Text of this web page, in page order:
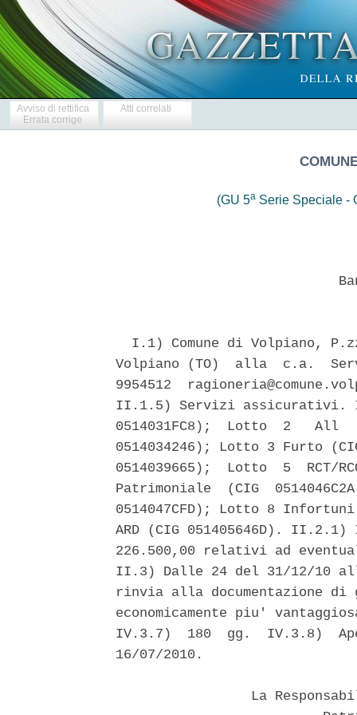
Avviso di rettifica
Errata corrige
Atti correlati
(GU 5a Serie Speciale -
I.1) Comune di Volpiano,
Volpiano (TO)  alla  c.a.
9954512
II.1.5) Servizi assicurativi.
0514031FC8);  Lotto  2
0514034246); Lotto 3 Furto
0514039665);  Lotto  5  RCT/
Patrimoniale  (CIG
0514047CFD); Lotto 8
ARD (CIG 051405646D).
226.500,00 relativi ad
II.3) Dalle 24 del 31/12/10
rinvia alla documentazione
economicamente piu'
IV.3.7)  180  gg.  IV.3.8)
16/07/2010.
La